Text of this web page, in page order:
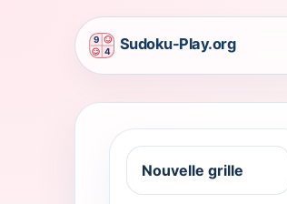
Nouvelle grille
Sudoku formes is ready.